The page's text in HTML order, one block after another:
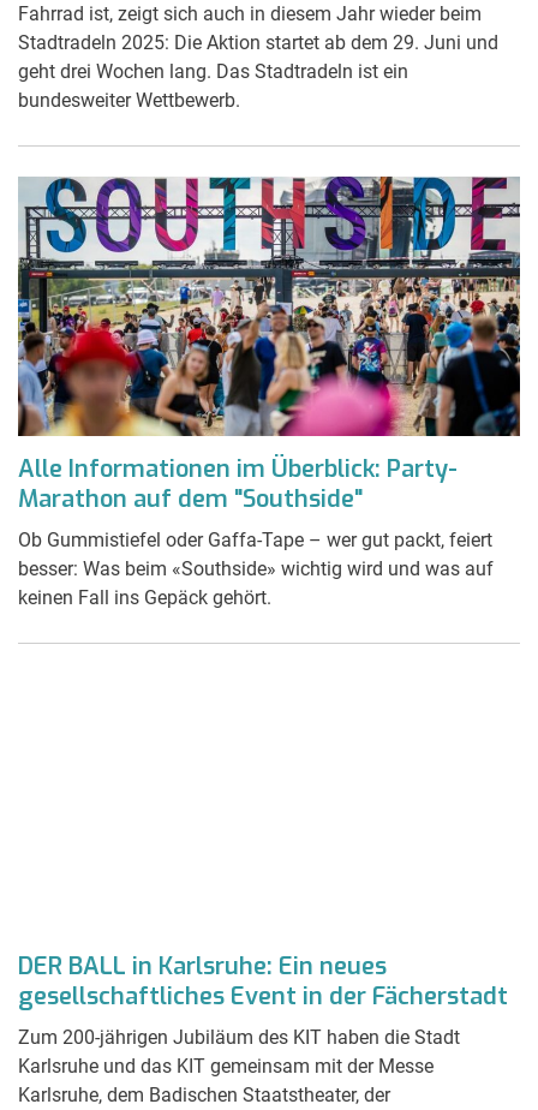
Fahrrad ist, zeigt sich auch in diesem Jahr wieder beim
Stadtradeln 2025: Die Aktion startet ab dem 29. Juni und
geht drei Wochen lang. Das Stadtradeln ist ein
bundesweiter Wettbewerb.
Alle Informationen im Überblick: Party-
Marathon auf dem "Southside"
Ob Gummistiefel oder Gaffa-Tape – wer gut packt, feiert
besser: Was beim «Southside» wichtig wird und was auf
keinen Fall ins Gepäck gehört.
DER BALL in Karlsruhe: Ein neues
gesellschaftliches Event in der Fächerstadt
Zum 200-jährigen Jubiläum des KIT haben die Stadt
Karlsruhe und das KIT gemeinsam mit der Messe
Karlsruhe, dem Badischen Staatstheater, der